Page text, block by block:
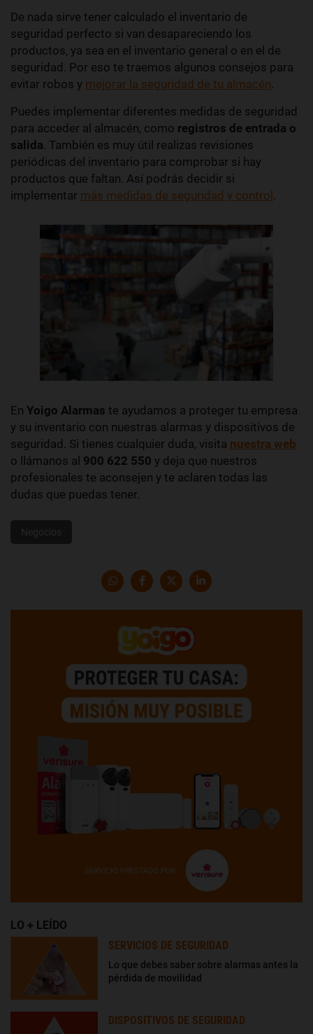
De nada sirve tener calculado el inventario de
seguridad perfecto si van desapareciendo los
productos, ya sea en el inventario general o en el de
seguridad. Por eso te traemos algunos consejos para
evitar robos y mejorar la seguridad de tu almacén.
Puedes implementar diferentes medidas de seguridad
para acceder al almacén, como registros de entrada o
salida. También es muy útil realizas revisiones
periódicas del inventario para comprobar si hay
productos que faltan. Así podrás decidir si
implementar más medidas de seguridad y control.
En Yoigo Alarmas te ayudamos a proteger tu empresa
y su inventario con nuestras alarmas y dispositivos de
seguridad. Si tienes cualquier duda, visita nuestra web
o llámanos al 900 622 550 y deja que nuestros
profesionales te aconsejen y te aclaren todas las
dudas que puedas tener.
Negocios
LO + LEÍDO
SERVICIOS DE SEGURIDAD
Lo que debes saber sobre alarmas antes la
pérdida de movilidad
DISPOSITIVOS DE SEGURIDAD